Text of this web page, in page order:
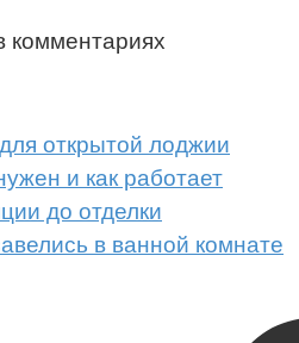
комментариях
открытой лоджии
и как работает
до отделки
в ванной комнате